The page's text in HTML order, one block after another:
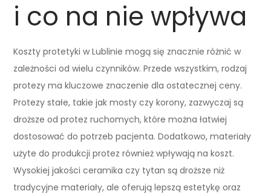
i co na nie wpływa
Koszty protetyki w Lublinie mogą się znacznie różnić w
zależności od wielu czynników. Przede wszystkim, rodzaj
protezy ma kluczowe znaczenie dla ostatecznej ceny.
Protezy stałe, takie jak mosty czy korony, zazwyczaj są
droższe od protez ruchomych, które można łatwiej
dostosować do potrzeb pacjenta. Dodatkowo, materiały
użyte do produkcji protez również wpływają na koszt.
Wysokiej jakości ceramika czy tytan są droższe niż
tradycyjne materiały, ale oferują lepszą estetykę oraz